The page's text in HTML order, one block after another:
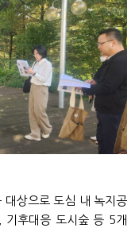
대상으로 도심 내 녹지공
기후대응 도시숲 등 5개